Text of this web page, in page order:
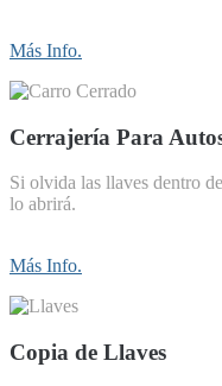
Más Info.
Cerrajería Para
Si olvida las llaves dentro
lo abrirá.
Más Info.
Copia de Llaves